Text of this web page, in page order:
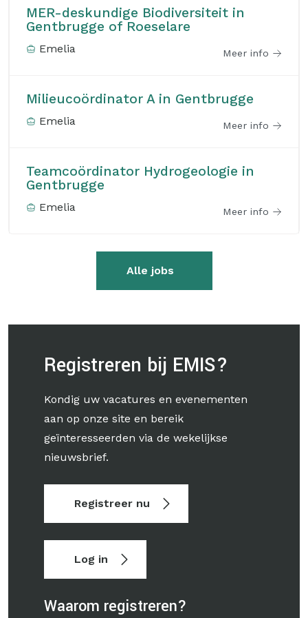
MER-deskundige Biodiversiteit in
Gentbrugge of Roeselare
Emelia Meer info
Milieucoördinator A in Gentbrugge
Emelia Meer info
Teamcoördinator Hydrogeologie in
Gentbrugge
Emelia Meer info
Alle jobs
Registreren bij EMIS?
Kondig uw vacatures en evenementen
aan op onze site en bereik
geïnteresseerden via de wekelijkse
nieuwsbrief.
Registreer nu
Log in
Waarom registreren?